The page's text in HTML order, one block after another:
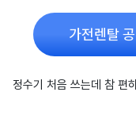
가전렌탈
정수기 처음 쓰는데 참 편